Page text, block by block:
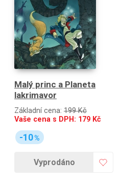
Malý princ a Planeta
lakrimavor
Základní cena: 199 Kč
Vaše cena s DPH: 179 Kč
-10%
Vyprodáno